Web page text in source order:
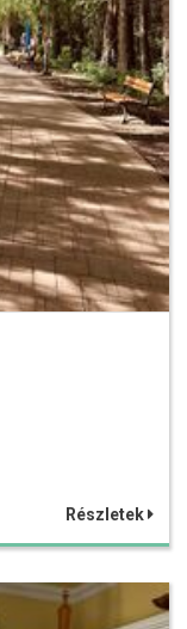
Részletek